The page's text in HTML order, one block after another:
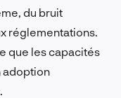
du bruit
réglementations.
que les capacités
adoption